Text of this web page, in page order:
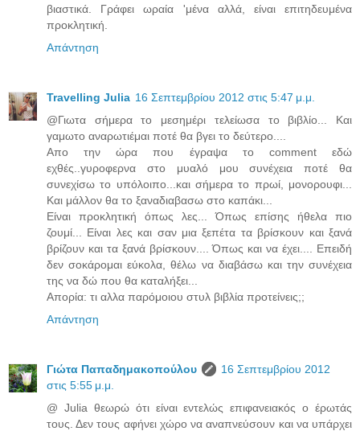
βιαστικά. Γράφει ωραία 'μένα αλλά, είναι επιτηδευμένα
προκλητική.
Απάντηση
Travelling Julia 16 Σεπτεμβρίου 2012 στις 5:47 μ.μ.
@Γιωτα σήμερα το μεσημέρι τελείωσα το βιβλίο... Και
γαμωτο αναρωτιέμαι ποτέ θα βγει το δεύτερο....
Απο την ώρα που έγραψα το comment εδώ
εχθές..γυροφερνα στο μυαλό μου συνέχεια ποτέ θα
συνεχίσω το υπόλοιπο...και σήμερα το πρωί, μονορουφι...
Και μάλλον θα το ξαναδιαβασω στο καπάκι...
Είναι προκλητική όπως λες... Όπως επίσης ήθελα πιο
ζουμί... Είναι λες και σαν μια ξεπέτα τα βρίσκουν και ξανά
βρίζουν και τα ξανά βρίσκουν.... Όπως και να έχει.... Επειδή
δεν σοκάρομαι εύκολα, θέλω να διαβάσω και την συνέχεια
της να δώ που θα καταλήξει...
Απορία: τι αλλα παρόμοιου στυλ βιβλία προτείνεις;;
Απάντηση
Γιώτα Παπαδημακοπούλου
16 Σεπτεμβρίου 2012
στις 5:55 μ.μ.
@ Julia θεωρώ ότι είναι εντελώς επιφανειακός ο έρωτάς
τους. Δεν τους αφήνει χώρο να αναπνεύσουν και να υπάρχει